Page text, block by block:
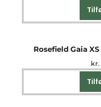
Rosefield Gaia
kr.